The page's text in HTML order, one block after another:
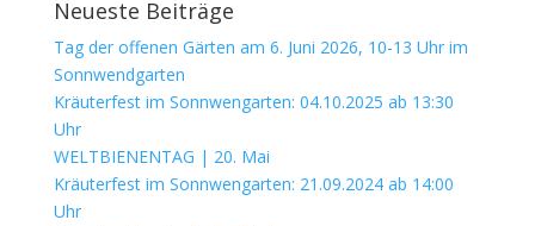
Neueste Beiträge
Tag der offenen Gärten am 6. Juni 2026, 10-13 Uhr im
Sonnwendgarten
Kräuterfest im Sonnwengarten: 04.10.2025 ab 13:30
Uhr
WELTBIENENTAG | 20. Mai
Kräuterfest im Sonnwengarten: 21.09.2024 ab 14:00
Uhr